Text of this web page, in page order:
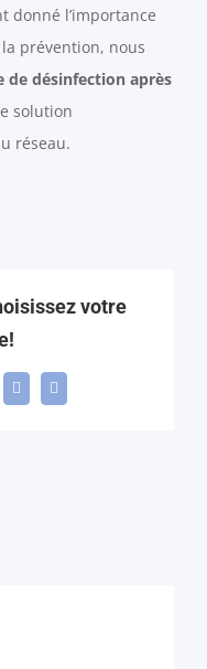
donné l’importance
prévention, nous
de désinfection après
solution
réseau.
votre
TelegramEmail